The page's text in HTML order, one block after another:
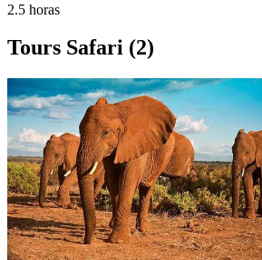
2.5 horas
Tours Safari (2)